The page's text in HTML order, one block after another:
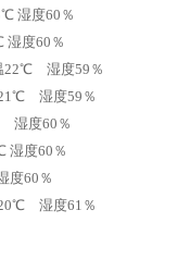
湿度60％
湿度60％
22℃ 湿度59％
湿度59％
湿度60％
湿度60％
度60％
湿度61％